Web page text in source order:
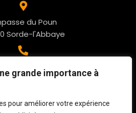
grande importance à
pour améliorer votre expérience
du Poun
Sorde-l'Abbaye